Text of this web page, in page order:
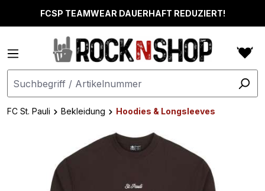
springenFCSP TEAMWEAR DAUERHAFT REDUZIERT!
FC St. Pauli Bekleidung
Hoodies & Longsleeves